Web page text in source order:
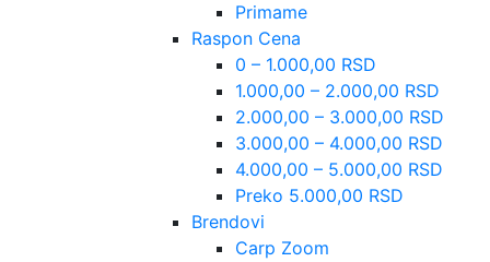
Primame
Raspon Cena
0 – 1.000,00 RSD
1.000,00 – 2.000,00 RSD
2.000,00 – 3.000,00 RSD
3.000,00 – 4.000,00 RSD
4.000,00 – 5.000,00 RSD
Preko 5.000,00 RSD
Brendovi
Carp Zoom